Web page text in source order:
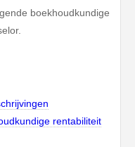
boekhoudkundige
rentabiliteit